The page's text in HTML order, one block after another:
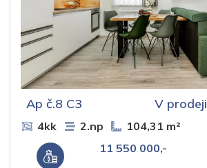
Ap č.8 C3 V prodeji
4kk 2.np
104,31 m²
11 550 000,-